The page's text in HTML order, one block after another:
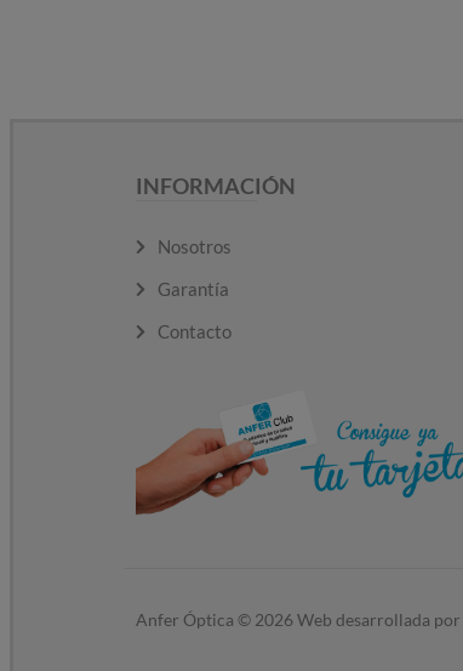
INFORMACIÓN
Nosotros
Garantía
Contacto
Anfer Óptica © 2026Web desarrollada por